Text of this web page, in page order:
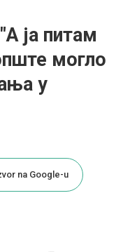
ја питам
могло
у
na Google-u